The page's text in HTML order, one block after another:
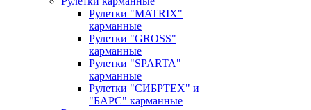
Рулетки "MATRIX"
карманные
Рулетки "GROSS"
карманные
Рулетки "SPARTA"
карманные
Рулетки "СИБРТЕХ" и
"БАРС" карманные